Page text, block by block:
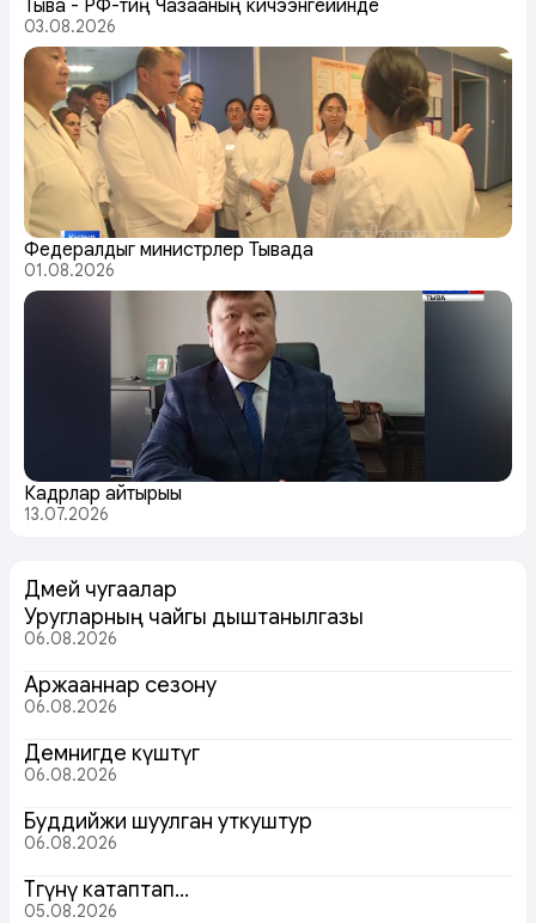
Тыва - РФ-тиң Чазааның кичээнгейинде
03.08.2026
Федералдыг министрлер Тывада
01.08.2026
Кадрлар айтырыы
13.07.2026
Дөмей чугаалар
Уругларның чайгы дыштанылгазы
06.08.2026
Аржааннар сезону
06.08.2026
Демнигде күштүг
06.08.2026
Буддийжи шуулган уткуштур
06.08.2026
Төөгүнү катаптап…
05.08.2026